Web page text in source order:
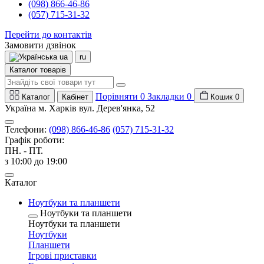
(098) 866-46-86
(057) 715-31-32
Перейти до контактів
Замовити дзвінок
ua
ru
Каталог товарів
Каталог Кабінет Порівняти 0 Закладки 0 Кошик 0
Україна м. Харків вул. Дерев'янка, 52
Телефони: (098) 866-46-86 (057) 715-31-32
Графік роботи:
ПН. - ПТ.
з 10:00 до 19:00
Каталог
Ноутбуки та планшети
Ноутбуки та планшети
Ноутбуки та планшети
Ноутбуки
Планшети
Ігрові приставки